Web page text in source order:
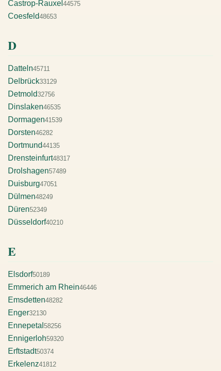
Castrop-Rauxel 44575
Coesfeld48653
D
Datteln45711
Delbrück33129
Detmold32756
Dinslaken46535
Dormagen41539
Dorsten46282
Dortmund44135
Drensteinfurt48317
Drolshagen57489
Duisburg47051
Dülmen48249
Düren52349
Düsseldorf40210
E
Elsdorf50189
Emmerich am Rhein46446
Emsdetten48282
Enger32130
Ennepetal 58256
Ennigerloh59320
Erftstadt50374
Erkelenz41812